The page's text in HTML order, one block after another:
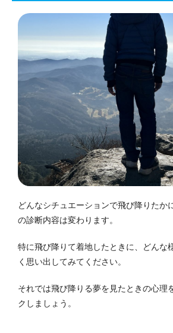
どんなシチュエーションで飛び降りたか
の診断内容は変わります。
特に飛び降りて着地したときに、どんな
く思い出してみてください。
それでは飛び降りる夢を見たときの心理
クしましょう。